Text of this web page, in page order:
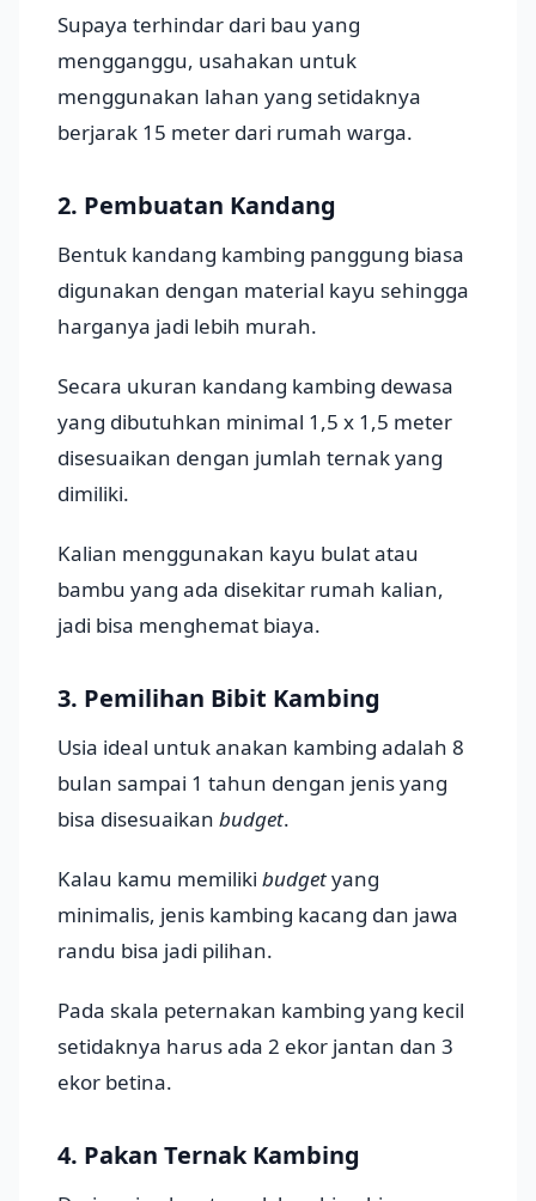
Supaya terhindar dari bau yang
mengganggu, usahakan untuk
menggunakan lahan yang setidaknya
berjarak 15 meter dari rumah warga.
2. Pembuatan Kandang
Bentuk kandang kambing panggung biasa
digunakan dengan material kayu sehingga
harganya jadi lebih murah.
Secara ukuran kandang kambing dewasa
yang dibutuhkan minimal 1,5 x 1,5 meter
disesuaikan dengan jumlah ternak yang
dimiliki.
Kalian menggunakan kayu bulat atau
bambu yang ada disekitar rumah kalian,
jadi bisa menghemat biaya.
3. Pemilihan Bibit Kambing
Usia ideal untuk anakan kambing adalah 8
bulan sampai 1 tahun dengan jenis yang
bisa disesuaikan budget.
Kalau kamu memiliki budgetyang
minimalis, jenis kambing kacang dan jawa
randu bisa jadi pilihan.
Pada skala peternakan kambing yang kecil
setidaknya harus ada 2 ekor jantan dan 3
ekor betina.
4. Pakan Ternak Kambing